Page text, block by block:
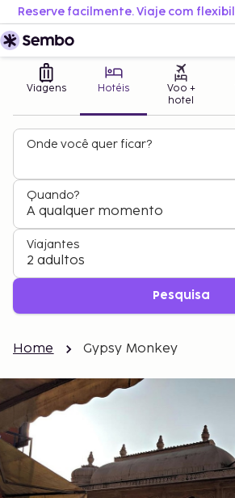
Viagens Hotéis
Voo +
hotel
Onde você quer ficar?
Quando?
A qualquer momento
Viajantes
2 adultos
Pesquisa
Home Gypsy Monkey